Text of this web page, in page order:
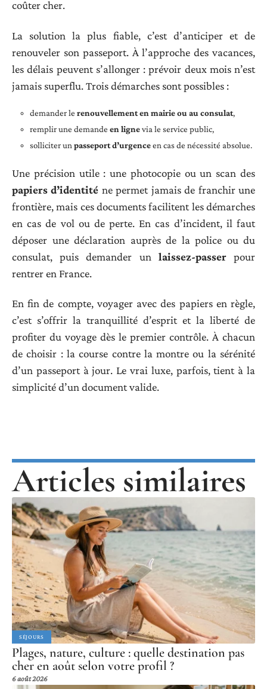
coûter cher.
La solution la plus fiable, c’est d’anticiper et de
renouveler son passeport. À l’approche des vacances,
les délais peuvent s’allonger : prévoir deux mois n’est
jamais superflu. Trois démarches sont possibles :
demander le renouvellement en mairie ou au consulat,
remplir une demande en lignevia le service public,
solliciter unpasseport d’urgenceen cas de nécessité absolue.
Une précision utile : une photocopie ou un scan des
papiers d’identité ne permet jamais de franchir une
frontière, mais ces documents facilitent les démarches
en cas de vol ou de perte. En cas d’incident, il faut
déposer une déclaration auprès de la police ou du
consulat, puis demander un laissez-passerpour
rentrer en France.
En fin de compte, voyager avec des papiers en règle,
c’est s’offrir la tranquillité d’esprit et la liberté de
profiter du voyage dès le premier contrôle. À chacun
de choisir : la course contre la montre ou la sérénité
d’un passeport à jour. Le vrai luxe, parfois, tient à la
simplicité d’un document valide.
Articles similaires
SÉJOURS
Plages, nature, culture : quelle destination pas
cher en août selon votre profil ?
6 août 2026